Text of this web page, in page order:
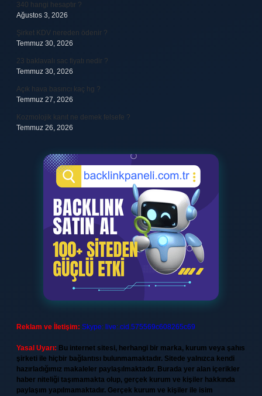
340 hangi hesaptır ?
Ağustos 3, 2026
Şirket KDV nereden ödenir ?
Temmuz 30, 2026
23 baklavalı sac fiyatı nedir ?
Temmuz 30, 2026
Açık hava basıncı kaç hg ?
Temmuz 27, 2026
Kozmolojik kanıt ne demek felsefe ?
Temmuz 26, 2026
Reklam ve İletişim: Skype: live:.cid.575569c608265c69
Yasal Uyarı: Bu internet sitesi, herhangi bir marka, kurum veya şahıs
şirketi ile hiçbir bağlantısı bulunmamaktadır. Sitede yalnızca kendi
hazırladığımız makaleler paylaşılmaktadır. Burada yer alan içerikler
haber niteliği taşımamakta olup, gerçek kurum ve kişiler hakkında
paylaşım yapılmamaktadır. Gerçek kurum ve kişiler ile isim